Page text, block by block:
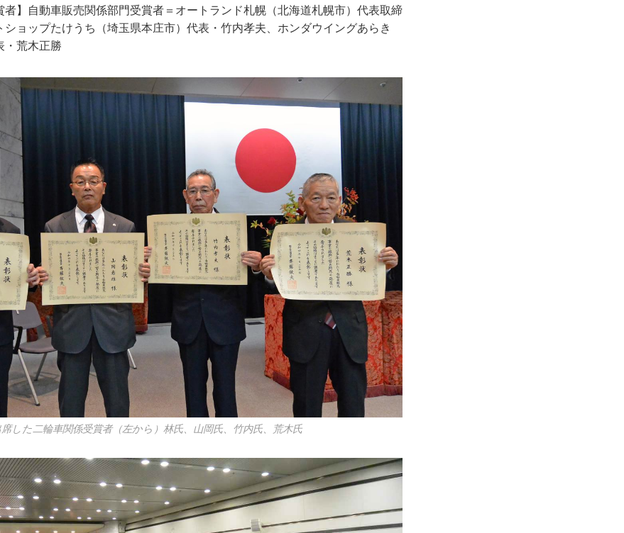
者】自動車販売関係部門受賞者＝オートランド札幌（北海道札幌市）代表取締
ョップたけうち（埼玉県本庄市）代表・竹内孝夫、ホンダウイングあらき
・荒木正勝
した二輪車関係受賞者（左から）林氏、山岡氏、竹内氏、荒木氏